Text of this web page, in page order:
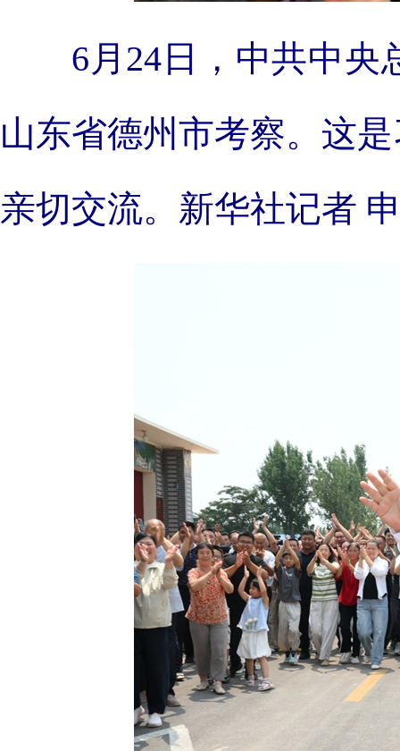
6月24日，中共中
山东省德州市考察。这
亲切交流。新华社记者